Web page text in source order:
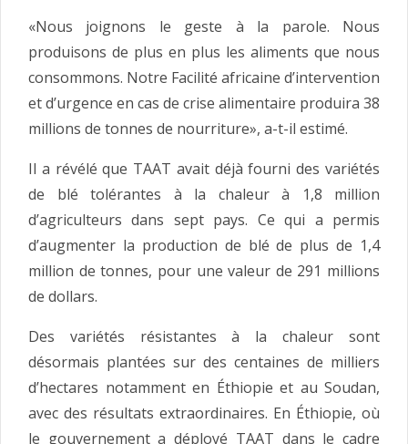
«Nous joignons le geste à la parole. Nous
produisons de plus en plus les aliments que nous
consommons. Notre Facilité africaine d’intervention
et d’urgence en cas de crise alimentaire produira 38
millions de tonnes de nourriture», a-t-il estimé.
Il a révélé que TAAT avait déjà fourni des variétés
de blé tolérantes à la chaleur à 1,8 million
d’agriculteurs dans sept pays. Ce qui a permis
d’augmenter la production de blé de plus de 1,4
million de tonnes, pour une valeur de 291 millions
de dollars.
Des variétés résistantes à la chaleur sont
désormais plantées sur des centaines de milliers
d’hectares notamment en Éthiopie et au Soudan,
avec des résultats extraordinaires. En Éthiopie, où
le gouvernement a déployé TAAT dans le cadre